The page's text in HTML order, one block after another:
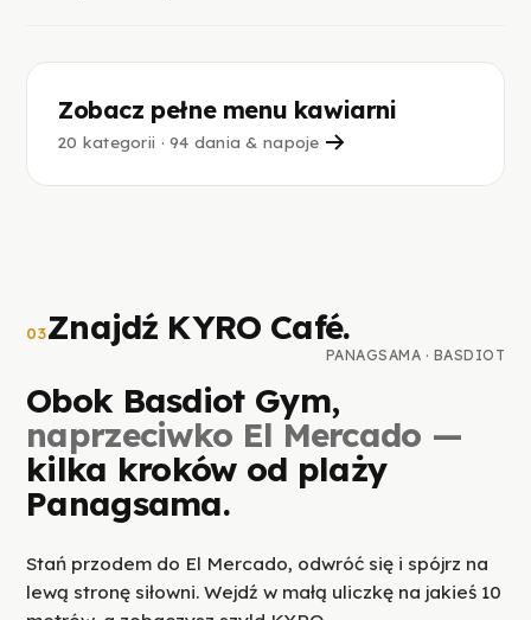
Zobacz pełne menu kawiarni
20 kategorii · 94 dania & napoje
03Znajdź KYRO Café.
PANAGSAMA · BASDIOT
Obok Basdiot Gym,
naprzeciwko El Mercado —
kilka kroków od plaży
Panagsama.
Stań przodem do El Mercado, odwróć się i spójrz na
lewą stronę siłowni. Wejdź w małą uliczkę na jakieś 10